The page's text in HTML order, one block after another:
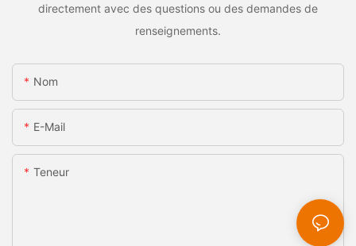
directement avec des questions ou des demandes de
renseignements.
Nom
E-Mail
Teneur